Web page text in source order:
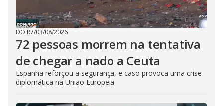
DO R7/03/08/2026
72 pessoas morrem na tentativa
de chegar a nado a Ceuta
Espanha reforçou a segurança, e caso provoca uma crise
diplomática na União Europeia